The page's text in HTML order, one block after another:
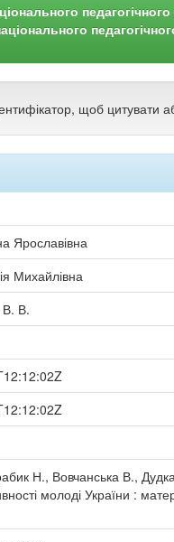
щоб цитувати
Ярославівна
Михайлівна
В. В.
Н., Вовчанська В., Дудка
молоді України :